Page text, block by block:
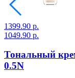
1399.90 р.
1049.90 р.
Тональный
0.5N